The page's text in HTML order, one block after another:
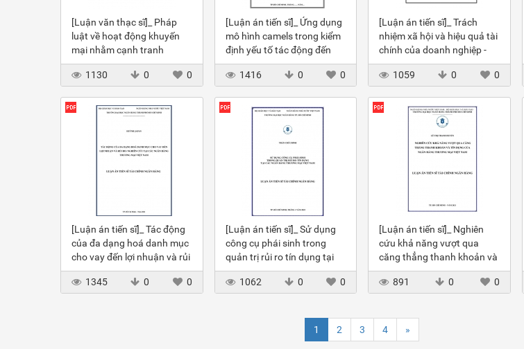
[Luận văn thạc sĩ]_ Pháp
luật về hoạt động khuyến
mại nhằm cạnh tranh
không lành mạnh tại NHTM
1130
0 0
[Luận án tiến sĩ]_ Ứng dụng
mô hình camels trong kiểm
định yếu tố tác động đến
tăng trưởng cho vay của
NHTM
1416 0 0
[Luận án tiến sĩ]_ Trách
nhiệm xã hội và hiệu quả tài
chính của doanh nghiệp -
Nghiên cứu từ các NHTM
VN 1059 0 0
[Luận án tiến sĩ]_ Tác động
của đa dạng hoá danh mục
cho vay đến lợi nhuận và rủi
ro - nghiên cứu tại NHTM
VN 1345 0 0
[Luận án tiến sĩ]_ Sử dụng
công cụ phái sinh trong
quản trị rủi ro tín dụng tại
các NHTM Việt Nam
1062
0 0
[Luận án tiến sĩ]_ Nghiên
cứu khả năng vượt qua
căng thẳng thanh khoản và
tín dụng của NHTM VN
891
0 0
1 2 3 4 »